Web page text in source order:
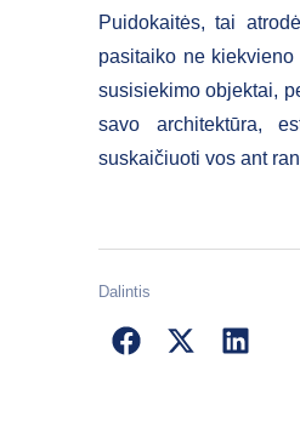
Puidokaitės, tai
pasitaiko ne
susisiekimo objektai,
savo architektūra,
suskaičiuoti vos
Dalintis